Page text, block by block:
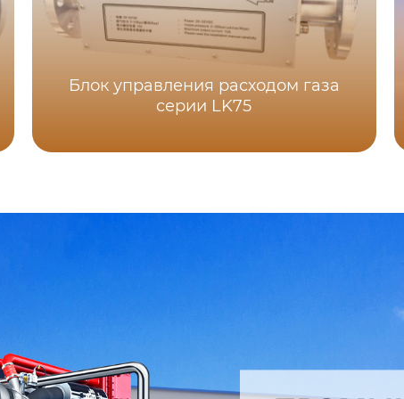
Блок управления расходом газа
серии LK75